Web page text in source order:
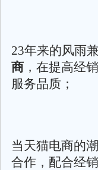
23年来的风雨
商 ，在提高经
服务品质；
当天猫电商的
合作，配合经